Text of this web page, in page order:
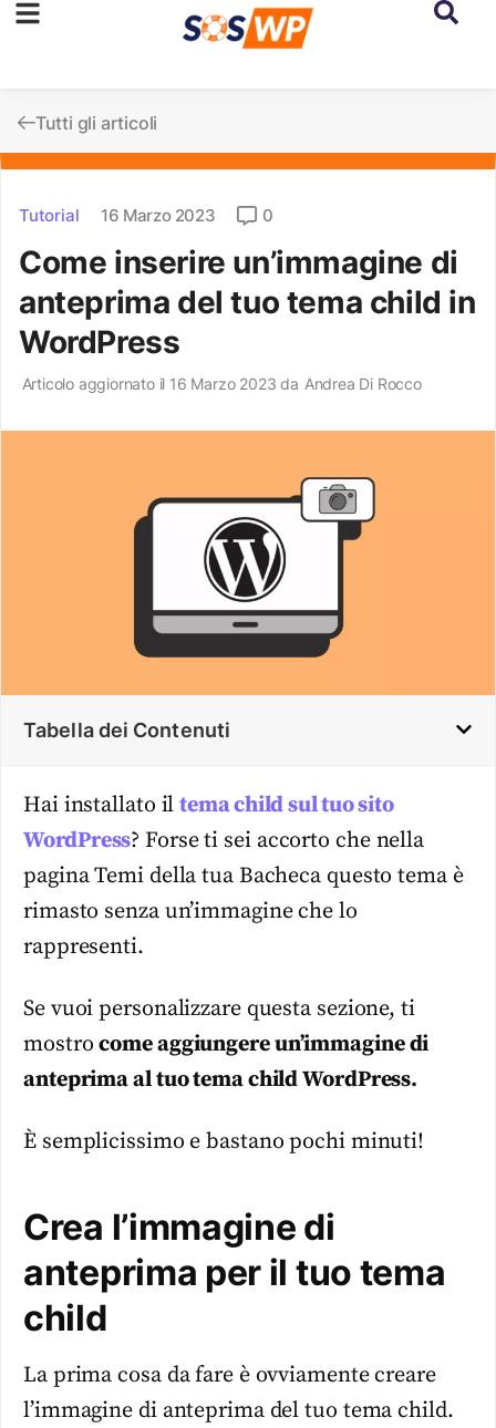
Tutti gli articoli
Tutorial 16 Marzo 2023 0
Come inserire un’immagine di
anteprima del tuo tema child in
WordPress
Articolo aggiornato il 16 Marzo 2023 da Andrea Di Rocco
Tabella dei Contenuti
Hai installato iltema child sul tuo sito
WordPress? Forse ti sei accorto che nella
pagina Temi della tua Bacheca questo tema è
rimasto senza un’immagine che lo
rappresenti.
Se vuoi personalizzare questa sezione, ti
mostrocome aggiungere un’immagine di
anteprima al tuo tema child WordPress.
È semplicissimo e bastano pochi minuti!
Crea l’immagine di
anteprima per il tuo tema
child
La prima cosa da fare è ovviamente creare
l’immagine di anteprima del tuo tema child.